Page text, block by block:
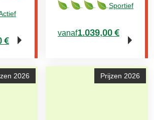
€
Sportief
vanaf1.039,00 €
2026 Prijzen 2026